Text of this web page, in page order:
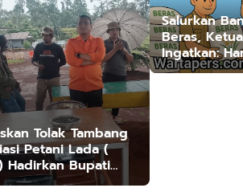
Tolak Tambang
Petani Lada (
Hadirkan Bupati
Timur Tinjau Lokasi
Salurkan
Beras,
Ingatkan: